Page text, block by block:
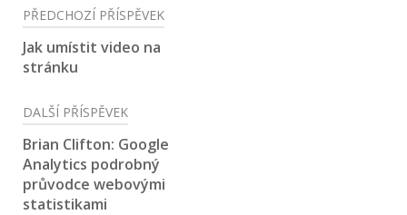
Navigace
pro
příspěvek
PŘEDCHOZÍ PŘÍSPĚVEK
Jak umístit video na
stránku
DALŠÍ PŘÍSPĚVEK
Brian Clifton: Google
Analytics podrobný
průvodce webovými
statistikami